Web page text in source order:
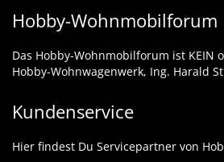
Hobby-Wohnmobilforum
Das Hobby-Wohnmobilforum ist KEIN
Hobby-Wohnwagenwerk, Ing. Harald
Kundenservice
Hier findest Du Servicepartner von